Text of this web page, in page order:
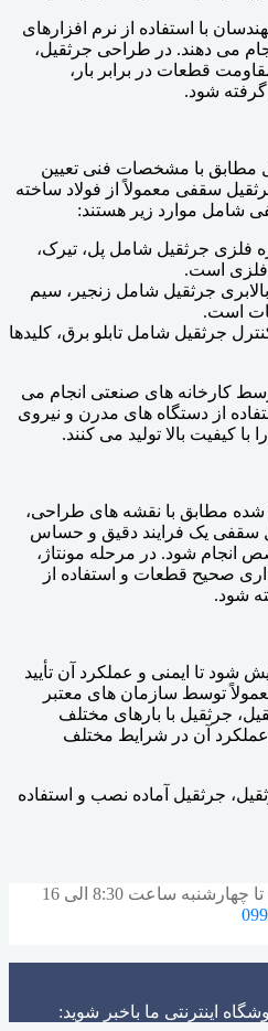
با استفاده از نرم افزارهای
می دهند. در طراحی جرثقیل،
قطعات در برابر بار،
گرفته شود.
با مشخصات فنی تعیین
سقفی معمولاً از فولاد ساخته
شامل موارد زیر هستند:
فلزی جرثقیل شامل پل، تیرک،
است.
جرثقیل شامل زنجیر، سیم
است.
جرثقیل شامل تابلو برق، کلیدها
کارخانه های صنعتی انجام می
از دستگاه های مدرن و نیروی
کیفیت بالا تولید می کنند.
شده مطابق با نقشه های طراحی،
سقفی یک فرایند دقیق و حساس
انجام شود. در مرحله مونتاژ،
صحیح قطعات و استفاده از
شود.
شود تا ایمنی و عملکرد آن تأیید
توسط سازمان های معتبر
جرثقیل با بارهای مختلف
آن در شرایط مختلف
جرثقیل آماده نصب و استفاده
ساعت 8:30 الی 16
اینترنتی ما باخبر شوید: